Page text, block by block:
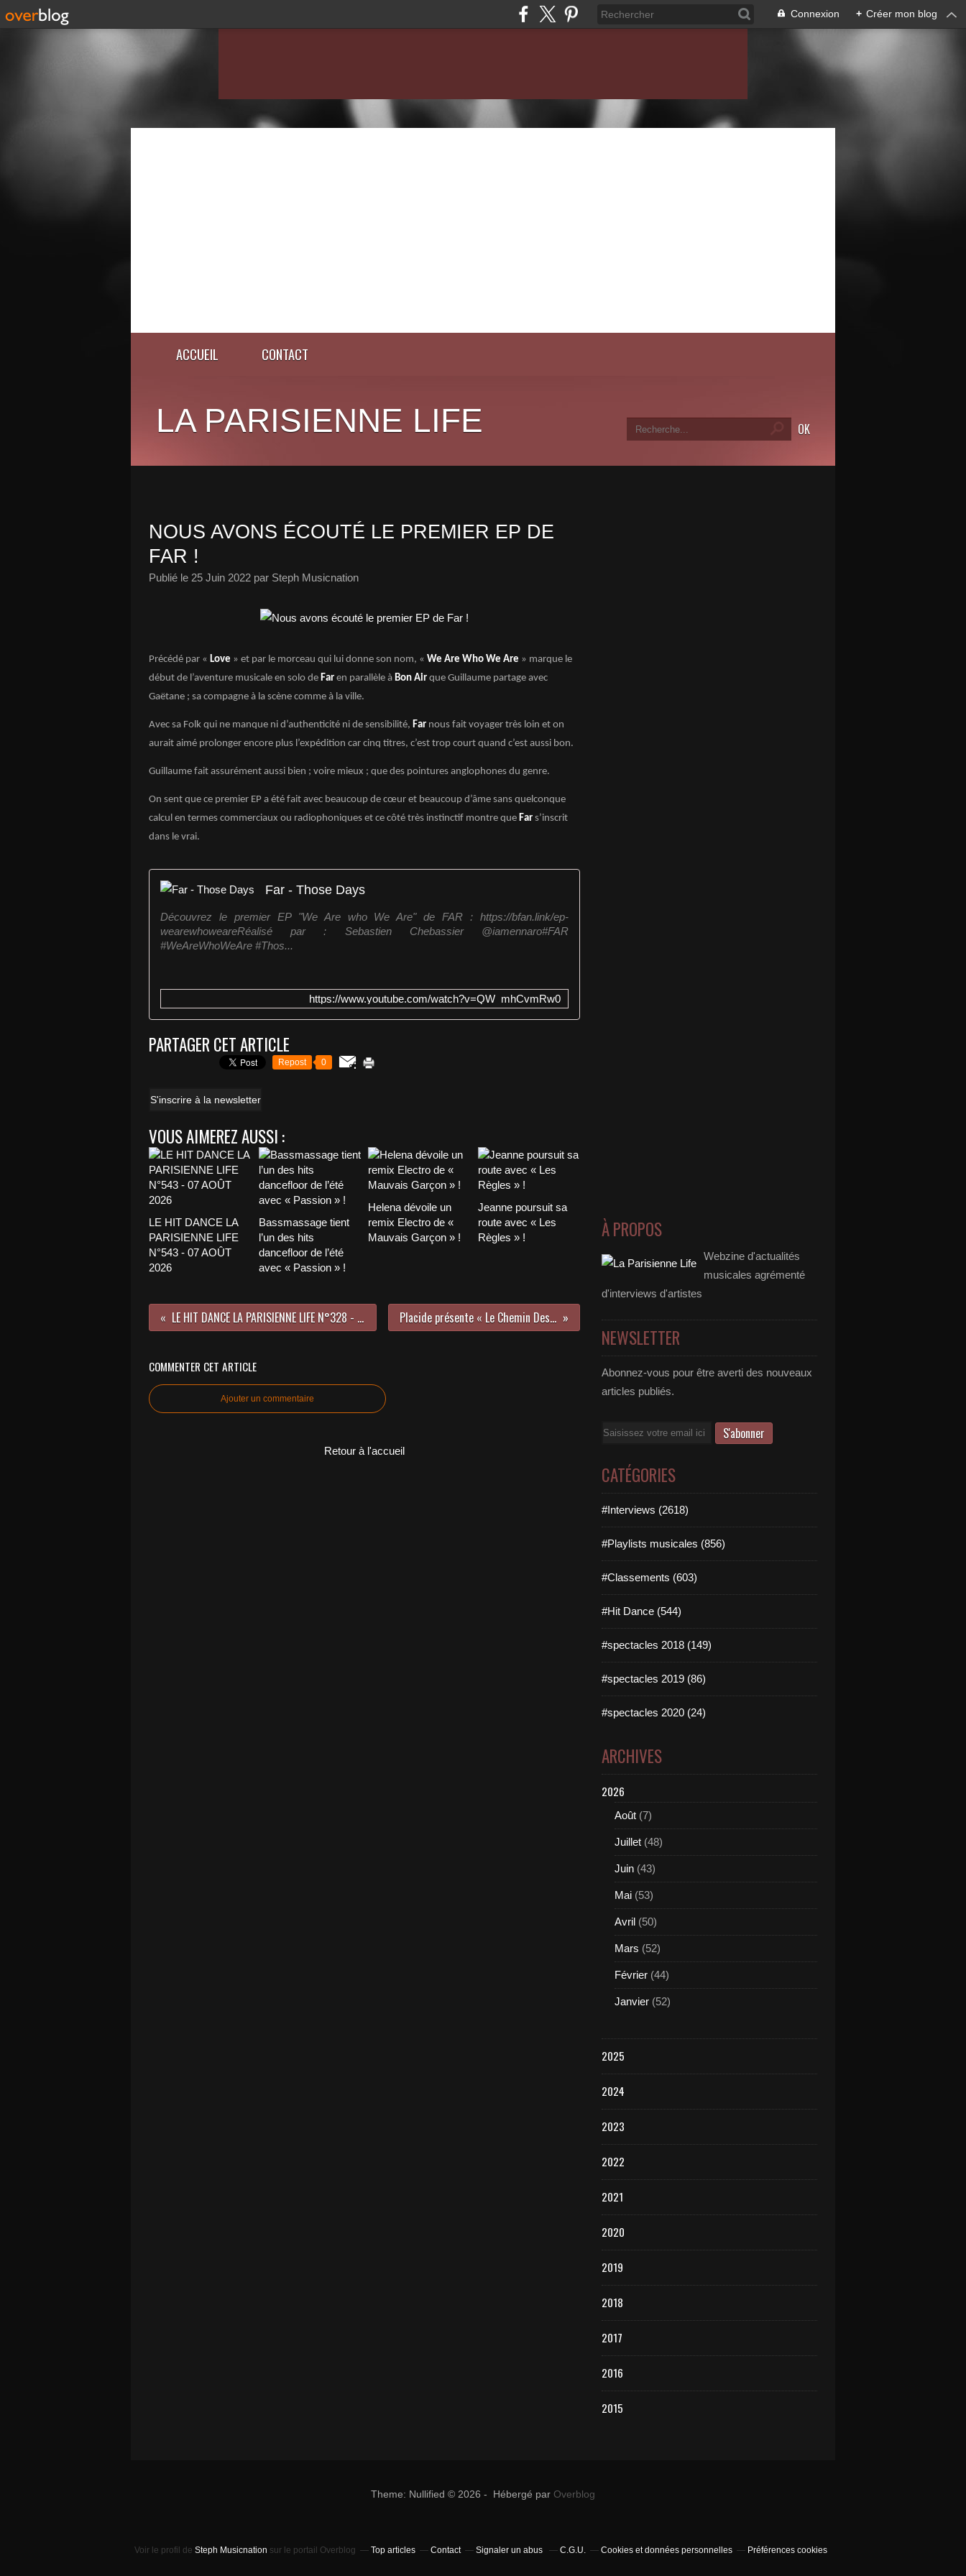
Connexion + Créer mon blog
ACCUEIL CONTACT
LA PARISIENNE LIFE
NOUS AVONS ÉCOUTÉ LE PREMIER EP DE
FAR !
Publié le 25 Juin 2022 par Steph Musicnation
Précédé par « Love » et par le morceau qui lui donne son nom, « We Are Who We Are » marque le
début de l’aventure musicale en solo de Far en parallèle à Bon Air que Guillaume partage avec
Gaëtane ; sa compagne à la scène comme à la ville.
Avec sa Folk qui ne manque ni d’authenticité ni de sensibilité, Far nous fait voyager très loin et on
aurait aimé prolonger encore plus l’expédition car cinq titres, c’est trop court quand c’est aussi bon.
Guillaume fait assurément aussi bien ; voire mieux ; que des pointures anglophones du genre.
On sent que ce premier EP a été fait avec beaucoup de cœur et beaucoup d’âme sans quelconque
calcul en termes commerciaux ou radiophoniques et ce côté très instinctif montre que Far s’inscrit
dans le vrai.
Far - Those Days
Découvrez le premier EP "We Are who We Are" de FAR : https://bfan.link/ep-
wearewhoweareRéalisé par : Sebastien Chebassier @iamennaro#FAR
#WeAreWhoWeAre #Thos...
https://www.youtube.com/watch?v=QW_mhCvmRw0
PARTAGER CET ARTICLE
Repost 0
S'inscrire à la newsletter
VOUS AIMEREZ AUSSI :
LE HIT DANCE LA
PARISIENNE LIFE
N°543 - 07 AOÛT
2026
Bassmassage tient
l’un des hits
dancefloor de l’été
avec « Passion » !
Helena dévoile un
remix Electro de «
Mauvais Garçon » !
Jeanne poursuit sa
route avec « Les
Règles » !
LE HIT DANCE LA PARISIENNE LIFE N°328 - 24 JUIN 2022 Placide présente « Le Chemin Des Oiseaux » !
COMMENTER CET ARTICLE
Ajouter un commentaire
Retour à l'accueil
À PROPOS
Webzine d'actualités
musicales agrémenté
d'interviews d'artistes
NEWSLETTER
Abonnez-vous pour être averti des nouveaux
articles publiés.
Email
CATÉGORIES
#Interviews (2618)
#Playlists musicales (856)
#Classements (603)
#Hit Dance (544)
#spectacles 2018 (149)
#spectacles 2019 (86)
#spectacles 2020 (24)
ARCHIVES
2026
Août (7)
Juillet (48)
Juin (43)
Mai (53)
Avril (50)
Mars (52)
Février (44)
Janvier (52)
2025
2024
2023
2022
2021
2020
2019
2018
2017
2016
2015
Theme: Nullified © 2026 - Hébergé par Overblog
Voir le profil de Steph Musicnation sur le portail Overblog Top articles Contact Signaler un abus C.G.U. Cookies et données personnelles Préférences cookies